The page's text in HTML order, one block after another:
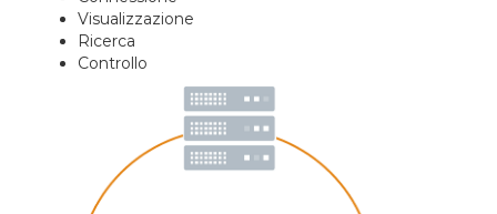
Visualizzazione
Ricerca
Controllo